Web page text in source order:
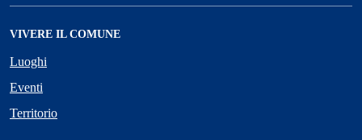
VIVERE IL COMUNE
Luoghi
Eventi
Territorio